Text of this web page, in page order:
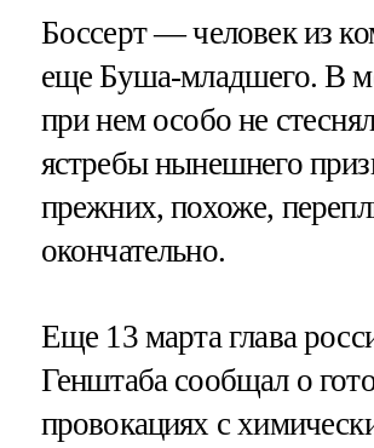
Боссерт — человек из
еще Буша-младшего. В
при нем особо не
ястребы нынешнего
прежних, похоже,
окончательно.
Еще 13 марта глава
Генштаба сообщал о
провокациях с